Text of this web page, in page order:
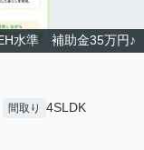
水準 補助金35万円♪
間取り 4SLDK